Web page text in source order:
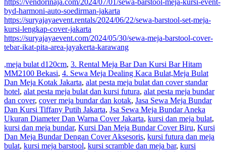
https://vendorinaja.com/2024/07/01/sewa-barstool-meja-kursi-event-
byd-harmoni-auto-soedirman-jakarta
https://suryajayaevent.rentals/2024/06/22/sewa-barstool-set-meja-
kursi-lengkap-cover-jakarta
https://suryajayaevent.com/2024/05/30/sewa-meja-barstool-cover-
tebar-ikat-pita-area-jayakerta-karawang
,meja bulat d120cm, 3. Rental Meja Bar Dan Kursi Bar Hitam
MM2100 Bekasi, 4. Sewa Meja Dealing Kaca Bulat,Meja Bulat
Dan Meja Kotak Jakarta, alat pesta meja bulat dan cover standar
hotel, alat pesta meja bulat dan kursi futura, alat pesta meja bundar
dan cover, cover meja bundar dan kotak, Jasa Sewa Meja Bundar
Dan Kursi Tiffany Putih Jakarta, Jsa Sewa Meja Bundar Aneka
Ukuran Diameter Dan Warna Cover Jakarta, kursi dan meja bulat,
kursi dan meja bundar, Kursi Dan Meja Bundar Cover Biru, Kursi
Dan Meja Bundar Dengan Cover Aksesoris, kursi futura dan meja
bulat, kursi meja barstool, kursi scramble dan meja bar, kursi